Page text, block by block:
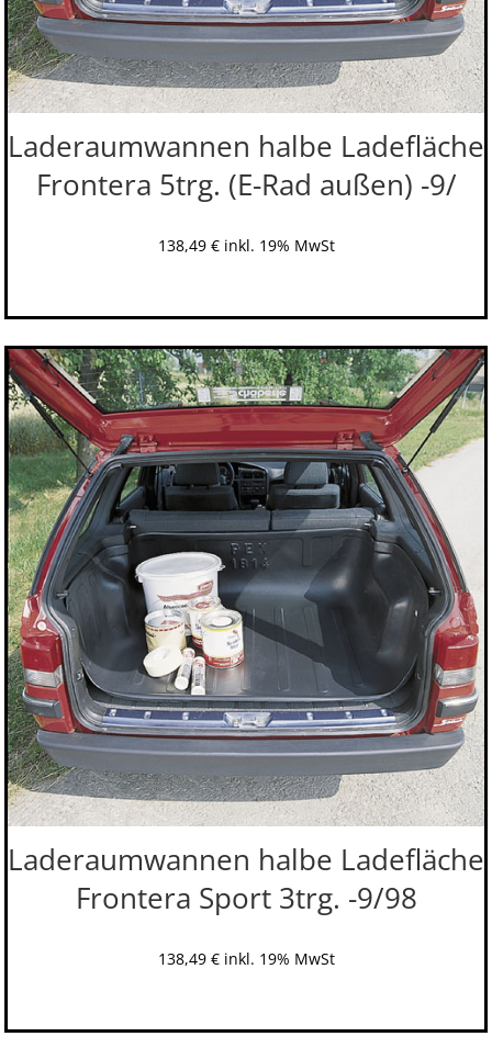
Laderaumwannen halbe Ladefläche
Frontera 5trg. (E-Rad außen) -9/
138,49 € inkl. 19% MwSt
Laderaumwannen halbe Ladefläche
Frontera Sport 3trg. -9/98
138,49 € inkl. 19% MwSt